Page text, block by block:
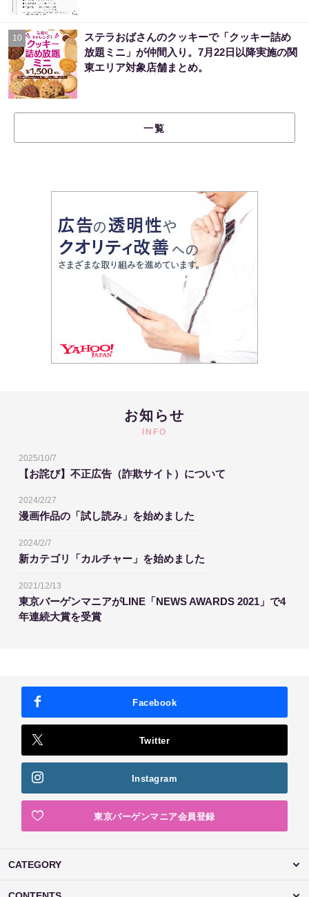
10
ステラおばさんのクッキーで「クッキー詰め
放題ミニ」が仲間入り。7月22日以降実施の関
東エリア対象店舗まとめ。
一覧
お知らせ
INFO
2025/10/7
【お詫び】不正広告（詐欺サイト）について
2024/2/27
漫画作品の「試し読み」を始めました
2024/2/7
新カテゴリ「カルチャー」を始めました
2021/12/13
東京バーゲンマニアがLINE「NEWS AWARDS 2021」で4
年連続大賞を受賞
Facebook
Twitter
Instagram
東京バーゲンマニア会員登録
CATEGORY